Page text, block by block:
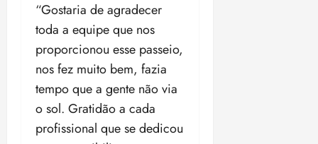
“Gostaria de agradecer
toda a equipe que nos
proporcionou esse passeio,
nos fez muito bem, fazia
tempo que a gente não via
o sol. Gratidão a cada
profissional que se dedicou